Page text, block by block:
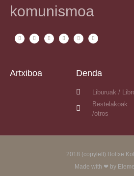
komunismoa
Artxiboa Denda
Liburuak /
Bestelakoak
/otros
2018 (copyleft) Boltxe
Made with ❤ by